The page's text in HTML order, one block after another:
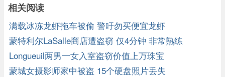
相关阅读
满载冰冻龙虾拖车被偷 警吁勿买便宜龙虾
蒙特利尔LaSalle商店遭盗窃 仅4分钟 非常熟练
Longueuil两男一女入室盗窃价值上万珠宝
蒙城女摄影师家中被盗 15个硬盘照片丢失